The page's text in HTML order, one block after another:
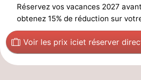
Réservez vos vacances 2027
obtenez 15% de réduction sur
Voir les prix iciet réserver